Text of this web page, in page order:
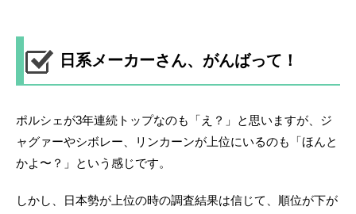
日系メーカーさん、がんばって！
ポルシェが3年連続トップなのも「え？」と思いますが、ジ
ャグァーやシボレー、リンカーンが上位にいるのも「ほんと
かよ〜？」という感じです。
しかし、日本勢が上位の時の調査結果は信じて、順位が下が